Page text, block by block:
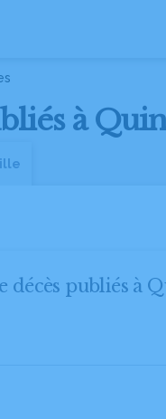
à
décès publiés à